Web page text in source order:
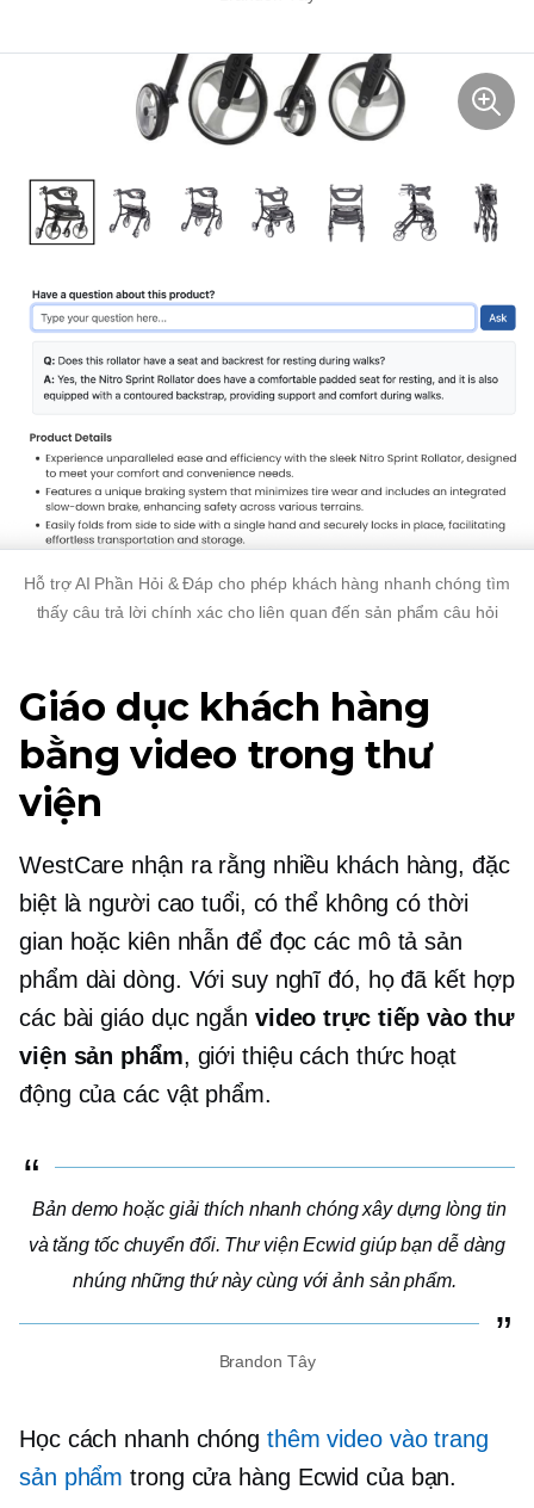
Hỗ trợ AI Phần Hỏi & Đáp cho phép khách hàng nhanh chóng tìm
thấy câu trả lời chính xác cho liên quan đến sản phẩm câu hỏi
Giáo dục khách hàng
bằng video trong thư
viện
WestCare nhận ra rằng nhiều khách hàng, đặc
biệt là người cao tuổi, có thể không có thời
gian hoặc kiên nhẫn để đọc các mô tả sản
phẩm dài dòng. Với suy nghĩ đó, họ đã kết hợp
các bài giáo dục ngắn video trực tiếp vào thư
viện sản phẩm, giới thiệu cách thức hoạt
động của các vật phẩm.
Bản demo hoặc giải thích nhanh chóng xây dựng lòng tin
và tăng tốc chuyển đổi. Thư viện Ecwid giúp bạn dễ dàng
nhúng những thứ này cùng với ảnh sản phẩm.
Brandon Tây
Học cách nhanh chóng thêm video vào trang
sản phẩm trong cửa hàng Ecwid của bạn.